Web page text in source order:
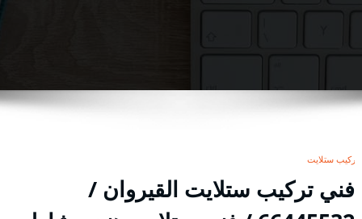
تركيب ستلايت
فني تركيب ستلايت القيروان /